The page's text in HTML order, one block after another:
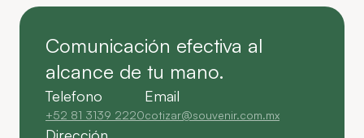
Comunicación efectiva al
alcance de tu mano.
Telefono
+52 81 3139 2220
Email
cotizar@souvenir.com.mx